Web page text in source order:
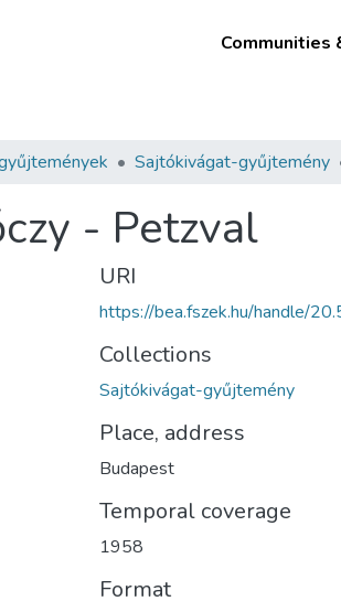
Communities
Sajtókivágat-gyűjtemény
- Petzval
URI
https://bea.fszek.hu/handle/
Collections
Sajtókivágat-gyűjtemény
Place, address
Budapest
Temporal coverage
1958
Format